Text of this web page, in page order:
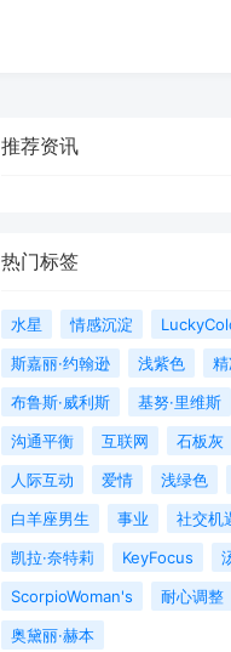
推荐资讯
热门标签
水星 情感沉淀
斯嘉丽·约翰逊
浅紫色
布鲁斯·威利斯
基努·里维斯
沟通平衡
互联网 石板灰
人际互动
爱情 浅绿色
白羊座男生
事业 社交机
凯拉·奈特莉
KeyFocus
ScorpioWoman's
耐心调整
奥黛丽·赫本